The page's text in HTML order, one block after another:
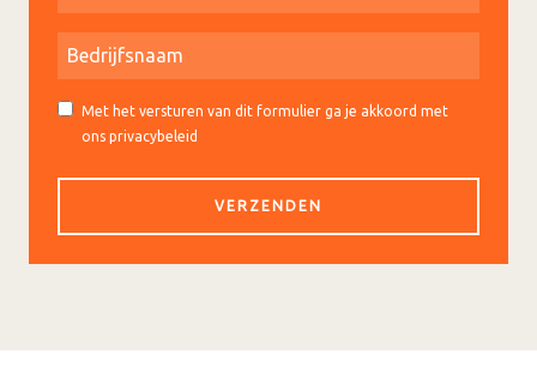
Met het versturen van dit formulier ga je akkoord met
ons privacybeleid